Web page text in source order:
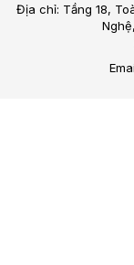
Địa chỉ: Tầng 18,